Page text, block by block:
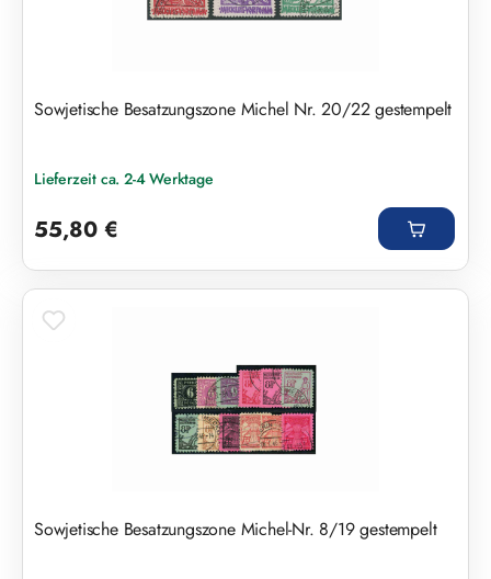
Sowjetische Besatzungszone Michel Nr. 20/22 gestempelt
Lieferzeit ca. 2-4 Werktage
55,80 €
Sowjetische Besatzungszone Michel-Nr. 8/19 gestempelt